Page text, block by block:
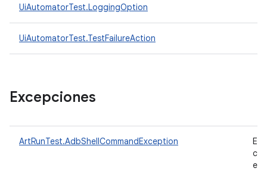
UiAutomatorTest.LoggingOption
UiAutomatorTest.TestFailureAction
Excepciones
ArtRunTest.AdbShellCommandException
Es